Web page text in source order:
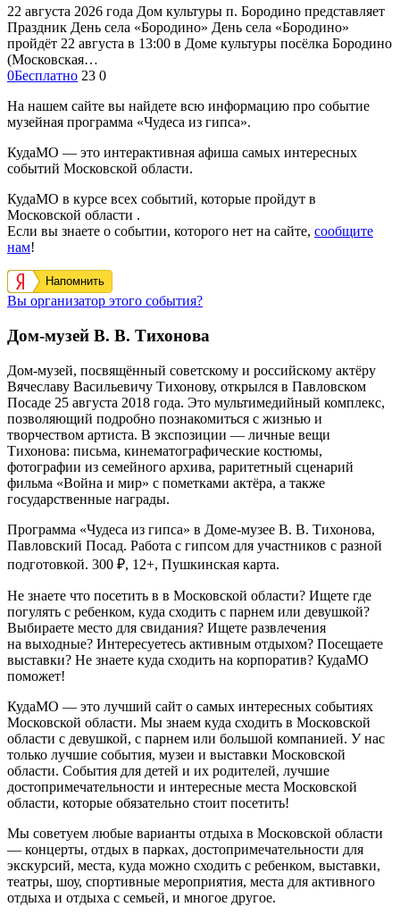
22 августа 2026 года Дом культуры п. Бородино представляет
Праздник День села «Бородино» День села «Бородино»
пройдёт 22 августа в 13:00 в Доме культуры посёлка Бородино
(Московская…
0Бесплатно 23 0
На нашем сайте вы найдете всю информацию про событие
музейная программа «Чудеса из гипса».
КудаМО — это интерактивная афиша самых интересных
событий Московской области.
КудаМО в курсе всех событий, которые пройдут в
Московской области .
Если вы знаете о событии, которого нет на сайте, сообщите
нам!
Напомнить
Вы организатор этого события?
Дом-музей В. В. Тихонова
Дом-музей, посвящённый советскому и российскому актёру
Вячеславу Васильевичу Тихонову, открылся в Павловском
Посаде 25 августа 2018 года. Это мультимедийный комплекс,
позволяющий подробно познакомиться с жизнью и
творчеством артиста. В экспозиции — личные вещи
Тихонова: письма, кинематографические костюмы,
фотографии из семейного архива, раритетный сценарий
фильма «Война и мир» с пометками актёра, а также
государственные награды.
Программа «Чудеса из гипса» в Доме-музее В. В. Тихонова,
Павловский Посад. Работа с гипсом для участников с разной
подготовкой. 300 ₽, 12+, Пушкинская карта.
Не знаете что посетить в в Московской области? Ищете где
погулять с ребенком, куда сходить с парнем или девушкой?
Выбираете место для свидания? Ищете развлечения
на выходные? Интересуетесь активным отдыхом? Посещаете
выставки? Не знаете куда сходить на корпоратив? КудаМО
поможет!
КудаМО — это лучший сайт о самых интересных событиях
Московской области. Мы знаем куда сходить в Московской
области с девушкой, с парнем или большой компанией. У нас
только лучшие события, музеи и выставки Московской
области. События для детей и их родителей, лучшие
достопримечательности и интересные места Московской
области, которые обязательно стоит посетить!
Мы советуем любые варианты отдыха в Московской области
— концерты, отдых в парках, достопримечательности для
экскурсий, места, куда можно сходить с ребенком, выставки,
театры, шоу, спортивные мероприятия, места для активного
отдыха и отдыха с семьей, и многое другое.